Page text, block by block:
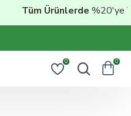
Tüm Ürünlerde%20'ye
0 0